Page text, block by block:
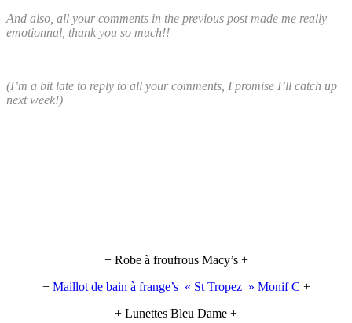
And also, all your comments in the previous post made me really
emotionnal, thank you so much!!
(I’m a bit late to reply to all your comments, I promise I’ll catch up
next week!)
+ Robe à froufrous Macy’s +
+ Maillot de bain à frange’s « St Tropez » Monif C +
+ Lunettes Bleu Dame +